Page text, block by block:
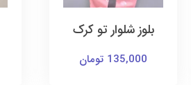
بلوز شلوار تو کرک
135,000 تومان